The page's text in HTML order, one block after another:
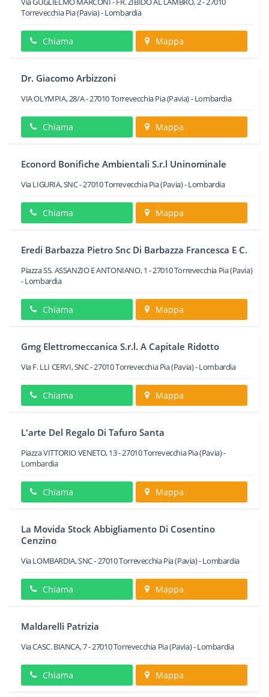
Torrevecchia Pia(Pavia) -Lombardia
Chiama Mappa
Dr. Giacomo Arbizzoni
VIA OLYMPIA, 28/A-27010Torrevecchia Pia(Pavia) -Lombardia
Chiama Mappa
Econord Bonifiche Ambientali S.r.l Uninominale
Via LIGURIA, SNC-27010Torrevecchia Pia(Pavia) -Lombardia
Chiama Mappa
Eredi Barbazza Pietro Snc Di Barbazza Francesca E C.
Piazza SS. ASSANZIO E ANTONIANO, 1 -27010Torrevecchia Pia(Pavia)
-Lombardia
Chiama Mappa
Gmg Elettromeccanica S.r.l. A Capitale Ridotto
Via F. LLI CERVI, SNC-27010Torrevecchia Pia(Pavia) -Lombardia
Chiama Mappa
L'arte Del Regalo Di Tafuro Santa
Piazza VITTORIO VENETO, 13-27010Torrevecchia Pia(Pavia) -
Lombardia
Chiama Mappa
La Movida Stock Abbigliamento Di Cosentino
Cenzino
Via LOMBARDIA, SNC-27010Torrevecchia Pia(Pavia) -Lombardia
Chiama Mappa
Maldarelli Patrizia
Via CASC. BIANCA, 7-27010Torrevecchia Pia(Pavia) -Lombardia
Chiama Mappa